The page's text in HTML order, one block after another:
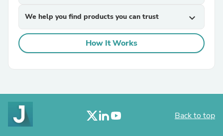
We help you find products you can trust expand_more
How It Works
Back to top